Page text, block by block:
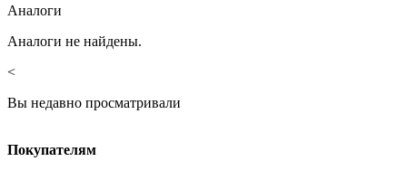
Аналоги
Аналоги не найдены.
<
Вы недавно просматривали
Покупателям